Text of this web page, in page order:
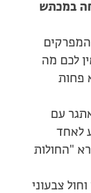
במכתש
המפרקים
לכם מה
פחות
עם
לאחד
"החולות
צבעוני